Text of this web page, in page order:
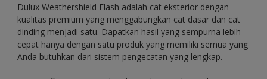
Dulux Weathershield Flash adalah cat eksterior dengan
kualitas premium yang menggabungkan cat dasar dan cat
dinding menjadi satu. Dapatkan hasil yang sempurna lebih
cepat hanya dengan satu produk yang memiliki semua yang
Anda butuhkan dari sistem pengecatan yang lengkap.